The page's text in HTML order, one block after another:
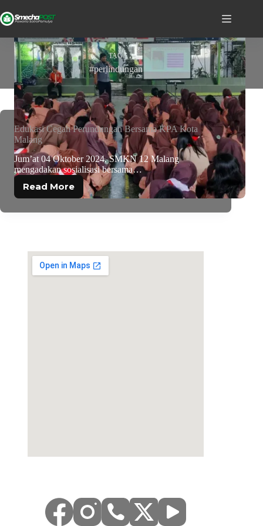
TAG
#perlindungan
Edukasi Cegah Perundungan Bersama KPA Kota
Malang
Jum’at 04 Oktober 2024, SMKN 12 Malang
mengadakan sosialisasi bersama…
Read More